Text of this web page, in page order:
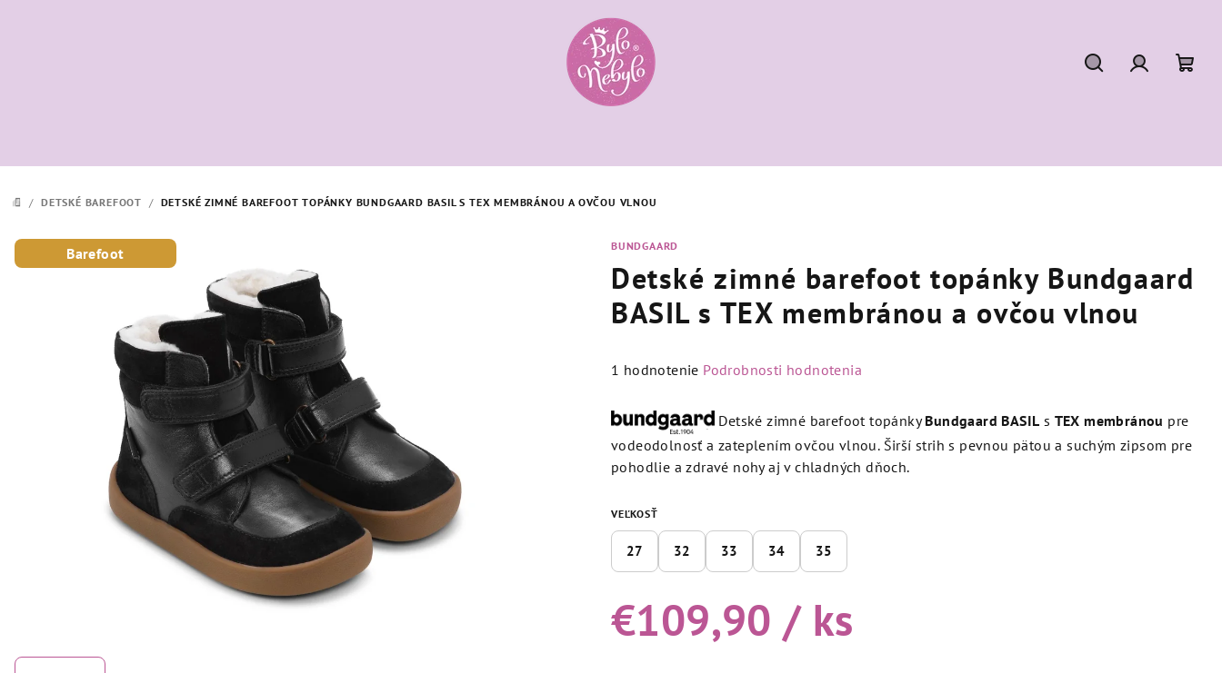
DOMOV
/ DETSKÉ BAREFOOT / DETSKÉ ZIMNÉ BAREFOOT TOPÁNKY BUNDGAARD BASIL S TEX MEMBRÁNOU A OVČOU VLNOU
BUNDGAARD
Detské zimné barefoot topánky Bundgaard
BASIL s TEX membránou a ovčou vlnou
Priemerné
produktu
5,0
z
hviezdičiek.
1 hodnotenie Podrobnosti hodnotenia
Detské zimné barefoot topánkyBundgaard BASIL s TEX membránou pre
vodeodolnosť a zateplením ovčou vlnou. Širší strih s pevnou pätou a suchým zipsom pre
pohodlie a zdravé nohy aj v chladných dňoch.
VEĽKOSŤ
27 32 33 34 35
€109,90 / ks
Barefoot